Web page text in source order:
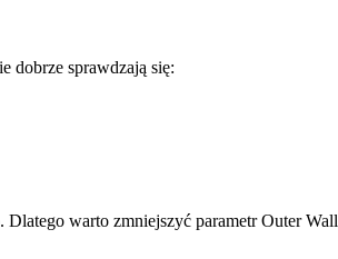
dobrze sprawdzają się:
warto zmniejszyć parametr Outer Wall